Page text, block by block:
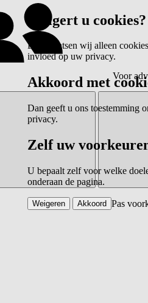
Voor
Weigert u cookies?
Dan plaatsen wij alleen
invloed op uw privacy.
Akkoord met
Dan geeft u ons toestemming
privacy.
Zelf uw
U bepaalt zelf voor welke
onderaan de pagina.
Pas
Weigeren Akkoord